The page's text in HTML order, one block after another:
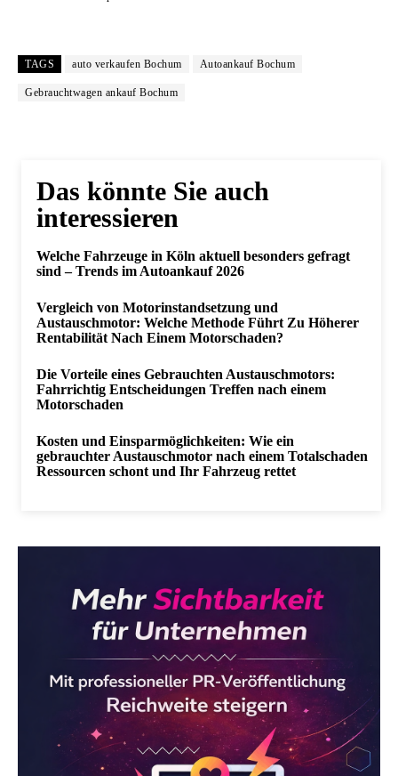
TAGS auto verkaufen Bochum Autoankauf Bochum
Gebrauchtwagen ankauf Bochum
Das könnte Sie auch
interessieren
Welche Fahrzeuge in Köln aktuell besonders gefragt
sind – Trends im Autoankauf 2026
Vergleich von Motorinstandsetzung und
Austauschmotor: Welche Methode Führt Zu Höherer
Rentabilität Nach Einem Motorschaden?
Die Vorteile eines Gebrauchten Austauschmotors:
Fahrrichtig Entscheidungen Treffen nach einem
Motorschaden
Kosten und Einsparmöglichkeiten: Wie ein
gebrauchter Austauschmotor nach einem Totalschaden
Ressourcen schont und Ihr Fahrzeug rettet